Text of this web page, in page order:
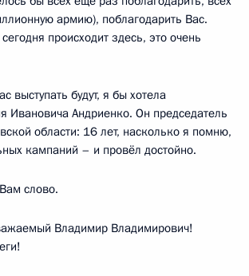
армию), поблагодарить Вас.
происходит здесь, это очень
выступать будут, я бы хотела
Ивановича Андриенко. Он председатель
области: 16 лет, насколько я помню,
кампаний – и провёл достойно.
слово.
Владимир Владимирович!